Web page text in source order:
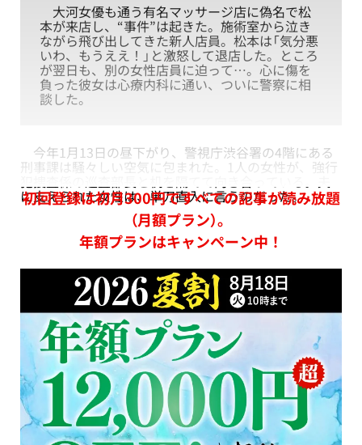
大河女優も通う有名マッサージ店に偽名で松
本が来店し、“事件”は起きた。施術室から泣き
ながら飛び出してきた新人店員。松本は「気分悪
いわ、もうええ！」と激怒して退店した。ところ
が翌日も、別の女性店員に迫って…。心に傷を
負った彼女は心療内科に通い、ついに警察に相
談した。
今年1月13日の昼下がり、警視庁渋谷署の4階にある
刑事課は騒々しい空気に包まれた。1人の女性が、強行
に支えられた女性は、単刀直入に言うのだった。
初回登録は初月300円ですべての記事が読み放題
（月額プラン）。
年額プランはキャンペーン中！